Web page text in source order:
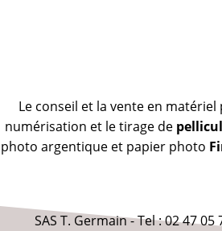
Le conseil et la vente en
numérisation et le tirage de
photo argentique et papier photo
SAS T. Germain - Tel : 02 47